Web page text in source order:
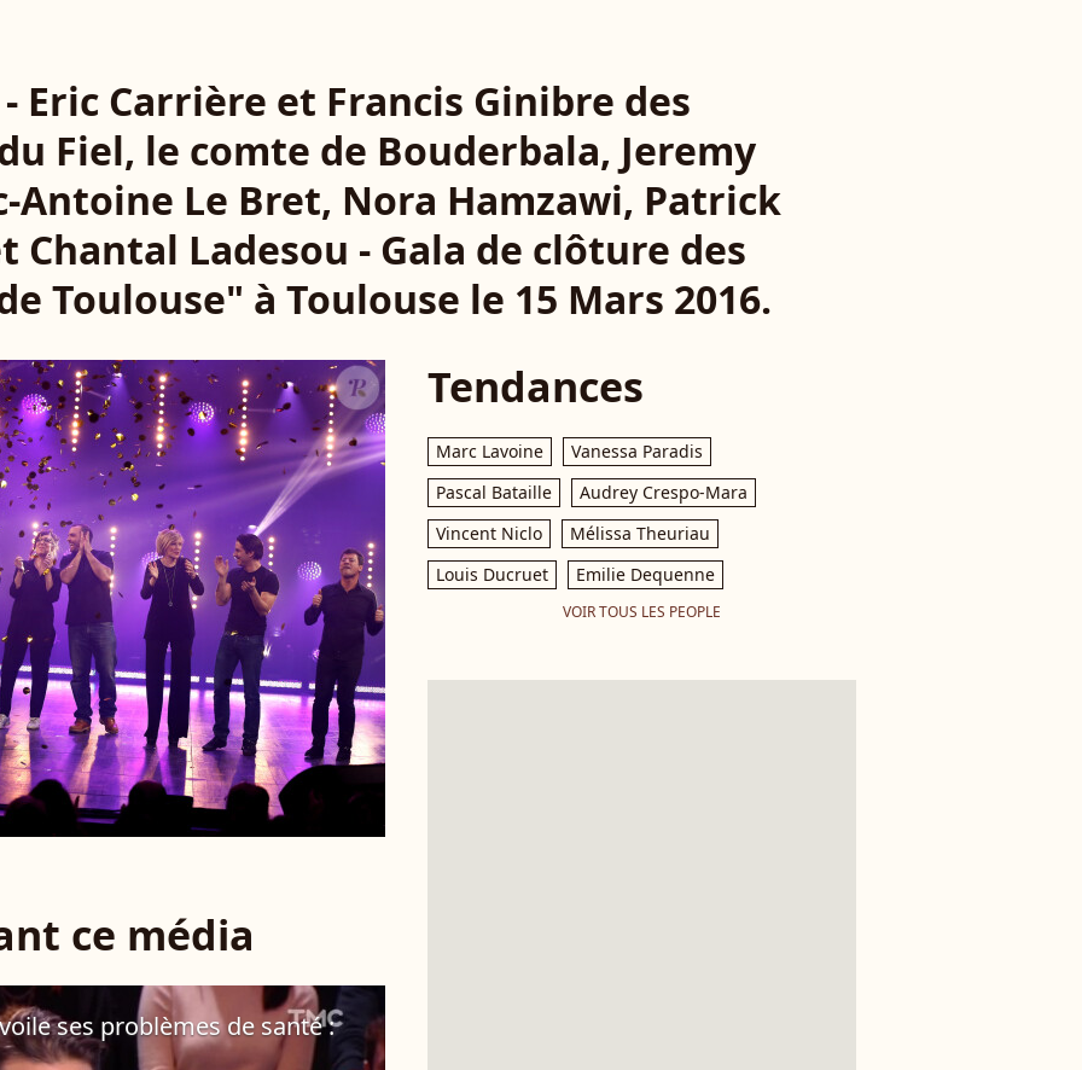
Eric Carrière et Francis Ginibre des
Fiel, le comte de Bouderbala, Jeremy
Antoine Le Bret, Nora Hamzawi, Patrick
Chantal Ladesou - Gala de clôture des
Toulouse" à Toulouse le 15 Mars 2016.
ce média
ses problèmes de santé :
Tendances
Marc Lavoine
Vanessa Paradis
Pascal Bataille
Audrey Crespo-Mara
Vincent Niclo
Mélissa Theuriau
Louis Ducruet
Emilie Dequenne
VOIR TOUS LES PEOPLE